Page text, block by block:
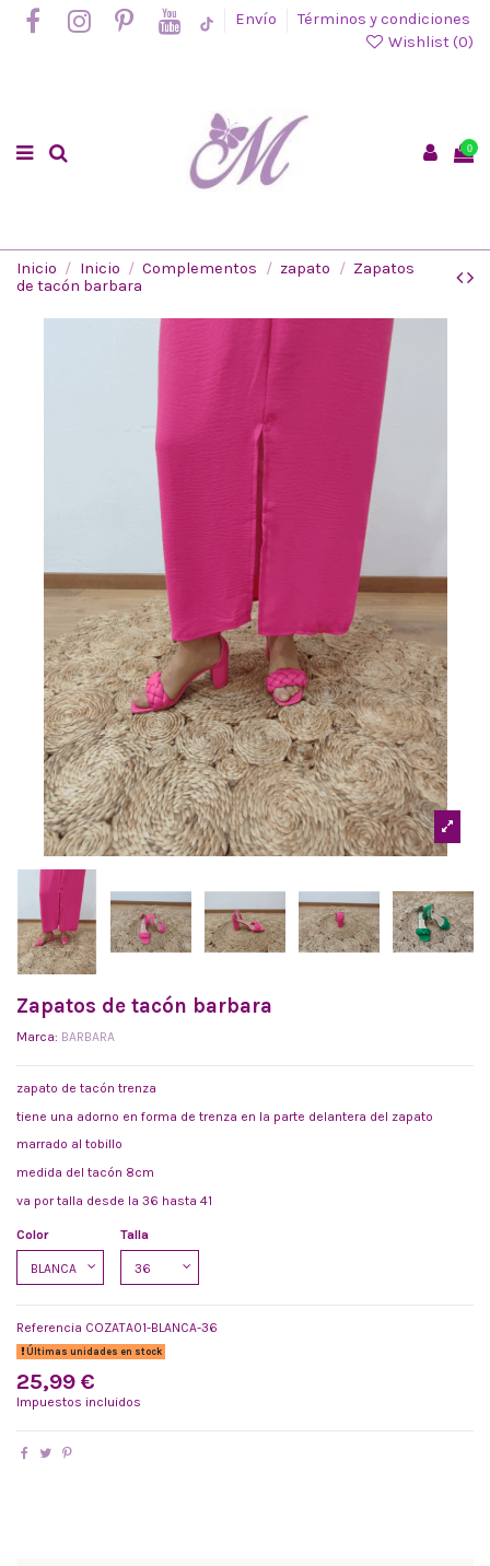
Envío
Términos y condiciones
Wishlist (0)
0
Inicio Inicio Complementos zapato
Zapatos
de tacón barbara
Zapatos de tacón barbara
Marca: BARBARA
zapato de tacón trenza
tiene una adorno en forma de trenza en la parte delantera del zapato
marrado al tobillo
medida del tacón 8cm
va por talla desde la 36 hasta 41
Color Talla
Referencia COZATA01-BLANCA-36
Últimas unidades en stock
25,99 €
Impuestos incluidos